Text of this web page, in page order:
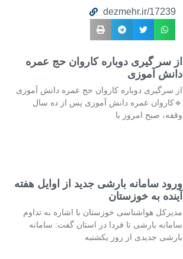
dezmehr.ir/17239
از سر گیری دوباره کاروان حج عمره
دانش آموزی
از سرگیری دوباره کاروان حج عمره دانش آموزی
🔹کاروان عمره دانش آموزی پس از ده سال
وقفه، صبح امروز با
ورود سامانه بارشی جدید از اوایل هفته
آینده به خوزستان
مدیرکل هواشناسی خوزستان با اشاره به تداوم
سامانه بارشی تا فردا در استان گفت: سامانه
بارشی جدیدی از روز یکشنبه